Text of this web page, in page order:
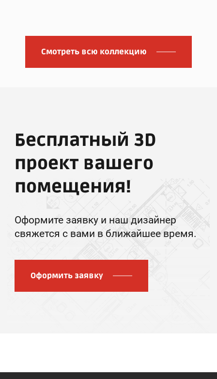
Смотреть всю коллекцию
Бесплатный 3D
проект вашего
помещения!
Оформите заявку и наш дизайнер
свяжется с вами в ближайшее время.
Оформить заявку